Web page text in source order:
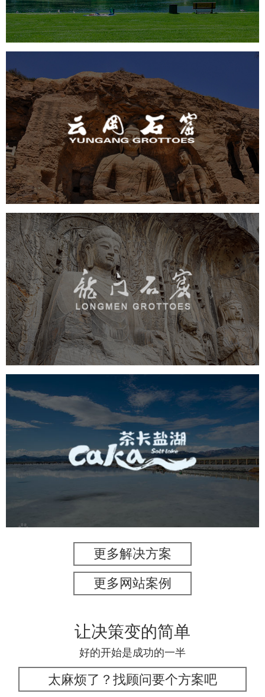
智能大数据平台
AR太极 智能语音亭
云冈石窟
旅游休闲 景区网站建设 品牌官网
网页设计
景区
龙门石窟
旅游休闲 景区网站建设 品牌官网 网页设计
茶卡盐湖
更多解决方案
更多网站案例
让决策变的简单
好的开始是成功的一半
太麻烦了？找顾问要个方案吧